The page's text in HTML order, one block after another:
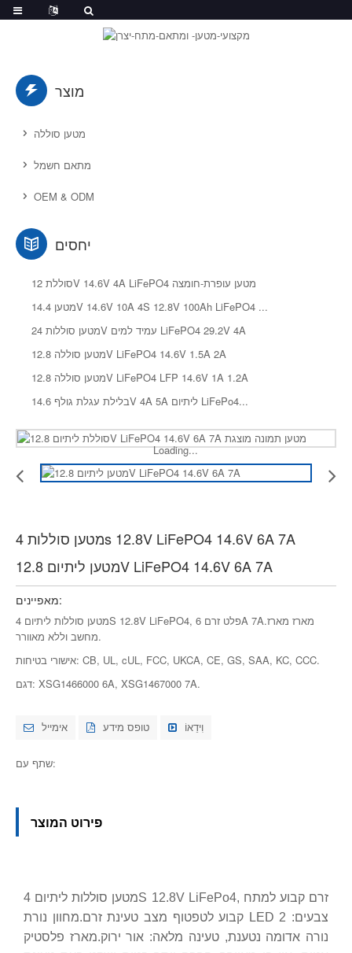
מוצר
מטען סוללה
מתאם חשמל
OEM & ODM
יחסים
סוללת 12V 14.6V 4A LiFePO4 מטען עופרת-חומצה
מטען 14.4V 14.6V 10A 4S 12.8V 100Ah LiFePO4 ...
מטען סוללות 24V עמיד למים LiFePO4 29.2V 4A
מטען סוללה 12.8V LiFePO4 14.6V 1.5A 2A
מטען סוללה 12.8V LiFePO4 LFP 14.6V 1A 1.2A
בלילת עגלת גולף 14.6V 4A 5A ליתיום LiFePo4...
Loading...
מטען סוללות 4s 12.8V LiFePO4 14.6V 6A 7A
מטען ליתיום 12.8V LiFePO4 14.6V 6A 7A
מאפיינים:
מטען סוללות ליתיום 4S 12.8V LiFePO4, פלט זרם 6A 7A.מארז מארז
מחשב וללא מאוורר.
אישורי בטיחות: CB, UL, cUL, FCC, UKCA, CE, GS, SAA, KC, CCC.
דגם: XSG1466000 6A, XSG1467000 7A.
אימייל טופס מידע וִידֵאוֹ
שתף עם:
פירוט המוצר
מטען סוללות ליתיום 4S 12.8V LiFePo4, זרם קבוע למתח
קבוע לטפטוף מצב טעינת זרם.מחוון נורת LED 2 צבעים:
נורה אדומה נטענת, טעינה מלאה: אור ירוק.מארז פלסטיק